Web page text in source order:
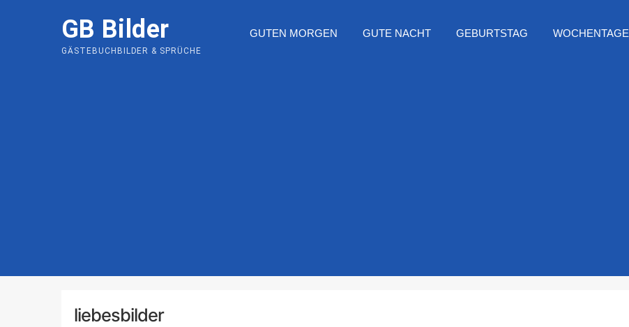
GB Bilder
GÄSTEBUCHBILDER & SPRÜCHE
GUTEN MORGEN GUTE NACHT GEBURTSTAG WOCHENTAGE
liebesbilder